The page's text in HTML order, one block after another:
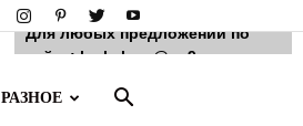
РАЗНОЕ
Для любых предложений по
сайту: luckclose@cp9.ru